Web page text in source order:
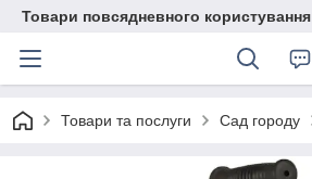
Товари повсядневного користування
Товари та послуги Сад городу